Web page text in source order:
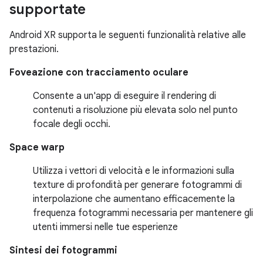
supportate
Android XR supporta le seguenti funzionalità relative alle
prestazioni.
Foveazione con tracciamento oculare
Consente a un'app di eseguire il rendering di
contenuti a risoluzione più elevata solo nel punto
focale degli occhi.
Space warp
Utilizza i vettori di velocità e le informazioni sulla
texture di profondità per generare fotogrammi di
interpolazione che aumentano efficacemente la
frequenza fotogrammi necessaria per mantenere gli
utenti immersi nelle tue esperienze
Sintesi dei fotogrammi